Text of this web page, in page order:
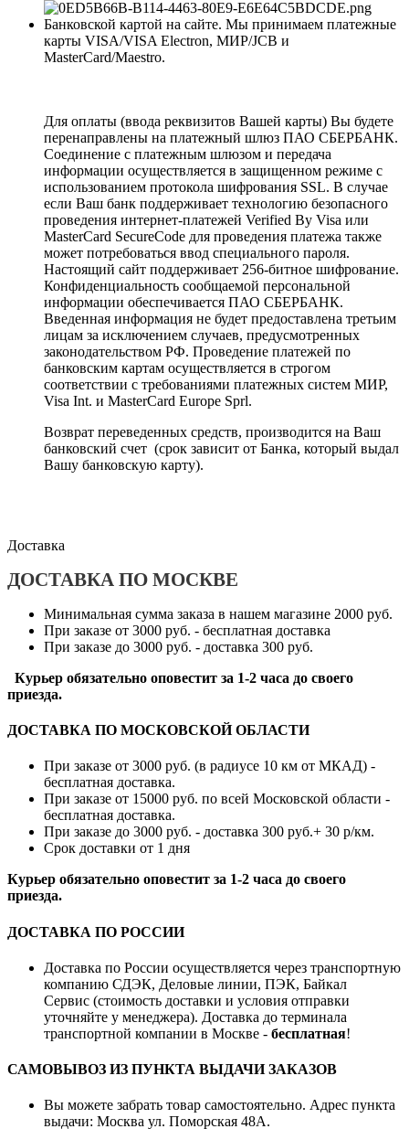
Банковской картой на сайте. Мы принимаем платежные
карты VISA/VISA Electron, МИР/JCB и
MasterCard/Maestro.
Для оплаты (ввода реквизитов Вашей карты) Вы будете
перенаправлены на платежный шлюз ПАО СБЕРБАНК.
Соединение с платежным шлюзом и передача
информации осуществляется в защищенном режиме с
использованием протокола шифрования SSL. В случае
если Ваш банк поддерживает технологию безопасного
проведения интернет-платежей Verified By Visa или
MasterCard SecureCode для проведения платежа также
может потребоваться ввод специального пароля.
Настоящий сайт поддерживает 256-битное шифрование.
Конфиденциальность сообщаемой персональной
информации обеспечивается ПАО СБЕРБАНК.
Введенная информация не будет предоставлена третьим
лицам за исключением случаев, предусмотренных
законодательством РФ. Проведение платежей по
банковским картам осуществляется в строгом
соответствии с требованиями платежных систем МИР,
Visa Int. и MasterCard Europe Sprl.
Возврат переведенных средств, производится на Ваш
банковский счет (срок зависит от Банка, который выдал
Вашу банковскую карту).
Доставка
ДОСТАВКА ПО МОСКВЕ
Минимальная сумма заказа в нашем магазине 2000 руб.
При заказе от 3000 руб. - бесплатная доставка
При заказе до 3000 руб. - доставка 300 руб.
Курьер обязательно оповестит за 1-2 часа до своего
приезда.
ДОСТАВКА ПО МОСКОВСКОЙ ОБЛАСТИ
При заказе от 3000 руб. (в радиусе 10 км от МКАД) -
бесплатная доставка.
При заказе от 15000 руб. по всей Московской области -
бесплатная доставка.
При заказе до 3000 руб. - доставка 300 руб.+ 30 р/км.
Срок доставки от 1 дня
Курьер обязательно оповестит за 1-2 часа до своего
приезда.
ДОСТАВКА ПО РОССИИ
Доставка по России осуществляется через транспортную
компанию СДЭК, Деловые линии, ПЭК, Байкал
Сервис (стоимость доставки и условия отправки
уточняйте у менеджера). Доставка до терминала
транспортной компании в Москве - бесплатная!
САМОВЫВОЗ ИЗ ПУНКТА ВЫДАЧИ ЗАКАЗОВ
Вы можете забрать товар самостоятельно. Адрес пункта
выдачи: Москва ул. Поморская 48А.